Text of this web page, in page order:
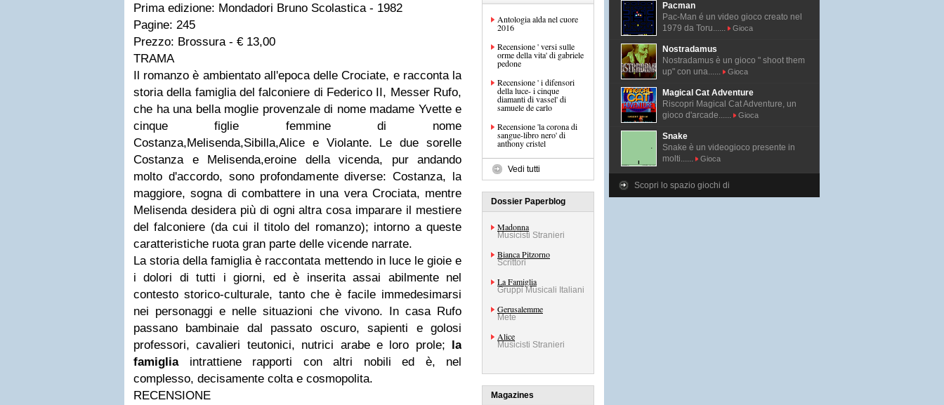
Prima edizione: Mondadori Bruno Scolastica - 1982
Pagine: 245
Prezzo: Brossura - € 13,00
TRAMA
Il romanzo è ambientato all'epoca delle Crociate, e racconta la
storia della famiglia del falconiere di Federico II, Messer Rufo,
che ha una bella moglie provenzale di nome madame Yvette e
cinque figlie femmine di nome
Costanza,Melisenda,Sibilla,Alice e Violante. Le due sorelle
Costanza e Melisenda,eroine della vicenda, pur andando
molto d'accordo, sono profondamente diverse: Costanza, la
maggiore, sogna di combattere in una vera Crociata, mentre
Melisenda desidera più di ogni altra cosa imparare il mestiere
del falconiere (da cui il titolo del romanzo); intorno a queste
caratteristiche ruota gran parte delle vicende narrate.
La storia della famiglia è raccontata mettendo in luce le gioie e
i dolori di tutti i giorni, ed è inserita assai abilmente nel
contesto storico-culturale, tanto che è facile immedesimarsi
nei personaggi e nelle situazioni che vivono. In casa Rufo
passano bambinaie dal passato oscuro, sapienti e golosi
professori, cavalieri teutonici, nutrici arabe e loro prole; la
famigliaintrattiene rapporti con altri nobili ed è, nel
complesso, decisamente colta e cosmopolita.
RECENSIONE
Antologia alda nel cuore
2016
Recensione ' versi sulle
orme della vita' di gabriele
pedone
Recensione ' i difensori
della luce- i cinque
diamanti di vassel' di
samuele de carlo
Recensione 'la corona di
sangue-libro nero' di
anthony cristel
Vedi tutti
Dossier Paperblog
Madonna
Musicisti Stranieri
Bianca Pitzorno
Scrittori
La Famiglia
Gruppi Musicali Italiani
Gerusalemme
Mete
Alice
Musicisti Stranieri
Magazines
Pacman
Pac-Man é un video gioco creato nel
1979 da Toru......
Gioca
Nostradamus
Nostradamus è un gioco " shoot them
up" con una......
Gioca
Magical Cat Adventure
Riscopri Magical Cat Adventure, un
gioco d'arcade......
Gioca
Snake
Snake è un videogioco presente in
molti......
Gioca
Scopri lo spazio giochi di